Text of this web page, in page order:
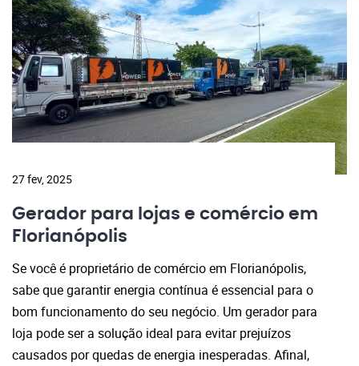
27 fev, 2025
Gerador para lojas e comércio em
Florianópolis
Se você é proprietário de comércio em Florianópolis,
sabe que garantir energia contínua é essencial para o
bom funcionamento do seu negócio. Um gerador para
loja pode ser a solução ideal para evitar prejuízos
causados por quedas de energia inesperadas. Afinal,